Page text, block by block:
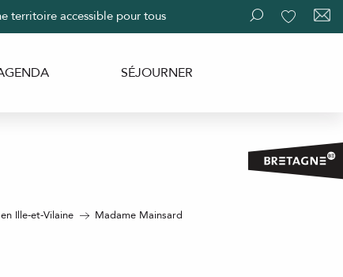
Recherche
territoire accessible pour tous
SÉJOURNER
Ille-et-Vilaine Madame Mainsard